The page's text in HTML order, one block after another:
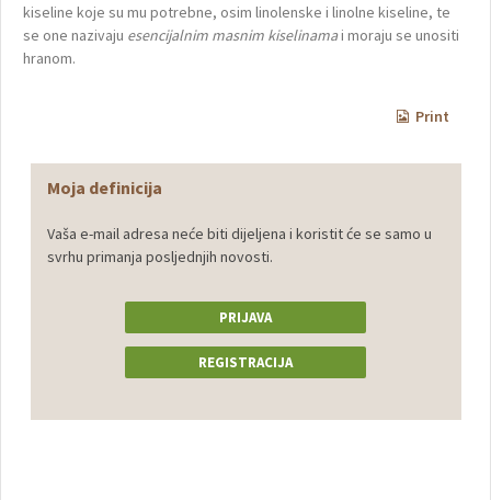
kiseline koje su mu potrebne, osim linolenske i linolne kiseline, te
se one nazivaju esencijalnim masnim kiselinamai moraju se unositi
hranom.
Print
Moja definicija
Vaša e-mail adresa neće biti dijeljena i koristit će se samo u
svrhu primanja posljednjih novosti.
PRIJAVA
REGISTRACIJA